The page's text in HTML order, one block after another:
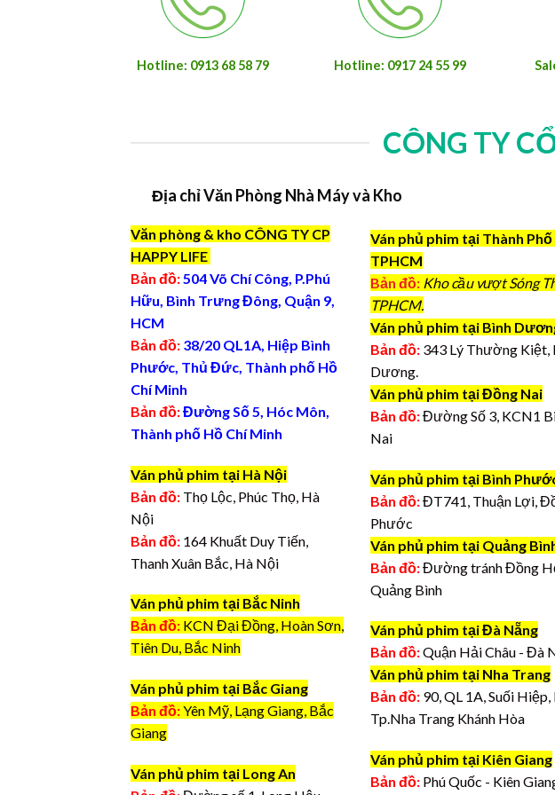
Hotline: 0913 68 58 79 Hotline: 0917 24 55 99
CÔNG TY
Địa chỉ Văn Phòng Nhà Máy và Kho
Văn phòng & kho CÔNG TY CP
HAPPY LIFE
Bản đồ:504 Võ Chí Công, P.Phú
Hữu, Bình Trưng Đông, Quận 9,
HCM
Bản đồ: 38/20 QL1A, Hiệp Bình
Phước, Thủ Đức, Thành phố Hồ
Chí Minh
Bản đồ:Đường Số 5, Hóc Môn,
Thành phố Hồ Chí Minh
Ván phủ phim tại Hà Nội
Bản đồ: Thọ Lộc, Phúc Thọ, Hà
Nội
Bản đồ: 164 Khuất Duy Tiến,
Thanh Xuân Bắc, Hà Nội
Ván phủ phim tại Bắc Ninh
Bản đồ: KCN Đại Đồng, Hoàn Sơn,
Tiên Du, Bắc Ninh
Ván phủ phim tại Bắc Giang
Bản đồ:Yên Mỹ, Lạng Giang, Bắc
Giang
Ván phủ phim tại Long An
Ván phủ phim tại Thành
TPHCM
Bản đồ: Kho cầu vượt Sóng
TPHCM.
Ván phủ phim tại Bình
Bản đồ: 343 Lý Thường Kiệt,
Dương.
Ván phủ phim tại Đồng Nai
Bản đồ:Đường Số 3, KCN1
Nai
Ván phủ phim tại Bình
Bản đồ:ĐT741, Thuận Lợi,
Phước
Ván phủ phim tại Quảng
Bản đồ:Đường tránh Đồng
Quảng Bình
Ván phủ phim tại Đà Nẵng
Bản đồ:Quận Hải Châu - Đà
Ván phủ phim tại Nha Trang
Bản đồ: 90, QL 1A, Suối Hiệp,
Tp.Nha Trang Khánh Hòa
Ván phủ phim tại Kiên Giang
Bản đồ: Phú Quốc - Kiên